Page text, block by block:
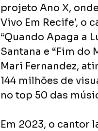
projeto Ano X,
Vivo Em Recife’, o
“Quando Apaga a
Santana e “Fim do
Mari Fernandez,
144 milhões de
no top 50 das
Em 2023, o cantor